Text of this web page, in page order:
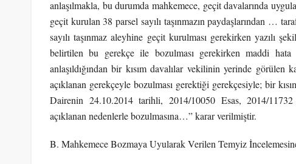
anlaşılmakla, bu durumda mahkemece, geçit davalarında
geçit kurulan 38 parsel sayılı taşınmazın paydaşlarından …
sayılı taşınmaz aleyhine geçit kurulması gerekirken yazılı
belirtilen bu gerekçe ile bozulması gerekirken maddi hata
anlaşıldığından bir kısım davalılar vekilinin yerinde
açıklanan gerekçeyle bozulması gerektiği gerekçesiyle; bir
Dairenin 24.10.2014 tarihli, 2014/10050 Esas, 2014/11732
açıklanan nedenlerle bozulmasına…” karar verilmiştir.
B. Mahkemece Bozmaya Uyularak Verilen Temyiz